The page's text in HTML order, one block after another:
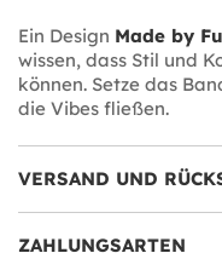
Ein Design Made by
wissen, dass Stil und
können. Setze das
die Vibes fließen.
VERSAND UND
ZAHLUNGSARTEN